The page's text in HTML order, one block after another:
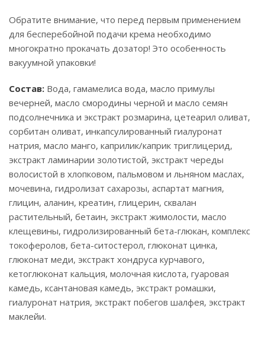
Обратите внимание, что перед первым применением
для бесперебойной подачи крема необходимо
многократно прокачать дозатор! Это особенность
вакуумной упаковки!
Состав: Вода, гамамелиса вода, масло примулы
вечерней, масло смородины черной и масло семян
подсолнечника и экстракт розмарина, цетеарил оливат,
сорбитан оливат, инкапсулированный гиалуронат
натрия, масло манго, каприлик/каприк триглицерид,
экстракт ламинарии золотистой, экстракт череды
волосистой в хлопковом, пальмовом и льняном маслах,
мочевина, гидролизат сахарозы, аспартат магния,
глицин, аланин, креатин, глицерин, сквалан
растительный, бетаин, экстракт жимолости, масло
клещевины, гидролизированный бета-глюкан, комплекс
токоферолов, бета-ситостерол, глюконат цинка,
глюконат меди, экстракт хондруса курчавого,
кетоглюконат кальция, молочная кислота, гуаровая
камедь, ксантановая камедь, экстракт ромашки,
гиалуронат натрия, экстракт побегов шалфея, экстракт
маклейи.